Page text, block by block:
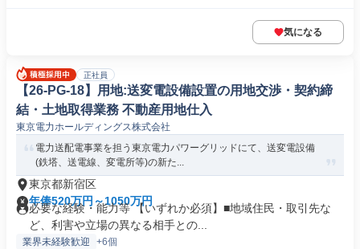
気になる
正社員
【26-PG-18】用地:送変電設備設置の用地交渉・契約締
結・土地取得業務 不動産用地仕入
東京電力ホールディングス株式会社
電力送配電事業を担う東京電力パワーグリッドにて、送変電設備
(鉄塔、送電線、変電所等)の新た...
東京都新宿区
年俸520万円～1050万円
必要な経験・能力等 【いずれか必須】■地域住民・取引先な
ど、利害や立場の異なる相手との...
業界未経験歓迎 +6個